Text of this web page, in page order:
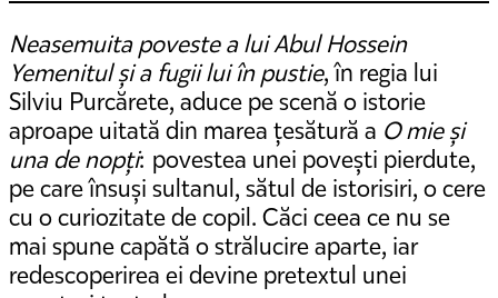
Neasemuita poveste a lui Abul Hossein
Yemenitul și a fugii lui în pustie, în regia lui
Silviu Purcărete, aduce pe scenă o istorie
aproape uitată din marea țesătură a O mie și
una de nopți: povestea unei povești pierdute,
pe care însuși sultanul, sătul de istorisiri, o cere
cu o curiozitate de copil. Căci ceea ce nu se
mai spune capătă o strălucire aparte, iar
redescoperirea ei devine pretextul unei